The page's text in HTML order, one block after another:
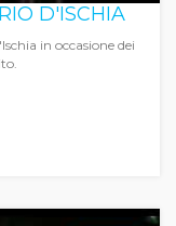
D'ISCHIA
in occasione dei